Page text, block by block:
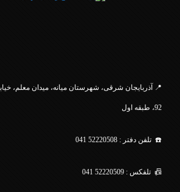
📍 آذربایجان شرقی، شهرستان میانه، میدان معلم،
92، طبقه اول
☎️ تلفن دفتر : 52220508 041
📠 تلفکس : 52220509 041